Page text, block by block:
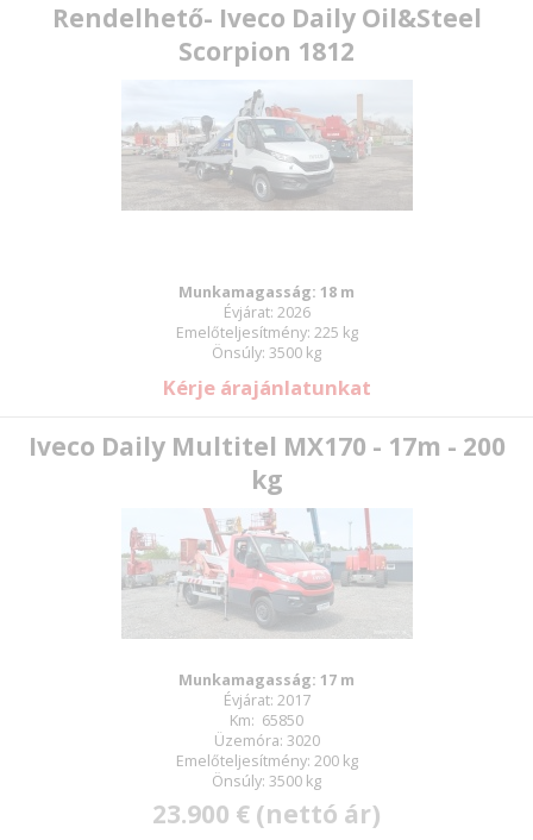
Rendelhető- Iveco Daily Oil&Steel
Scorpion 1812
Munkamagasság: 18 m
Évjárat: 2026
Emelőteljesítmény: 225 kg
Önsúly: 3500 kg
Kérje árajánlatunkat
Iveco Daily Multitel MX170 - 17m - 200
kg
Munkamagasság: 17 m
Évjárat: 2017
Km: 65850
Üzemóra: 3020
Emelőteljesítmény: 200 kg
Önsúly: 3500 kg
23.900 € (nettó ár)